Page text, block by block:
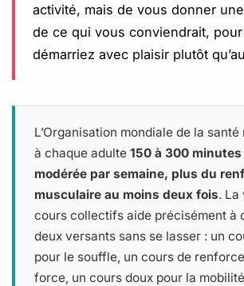
activité, mais de vous donner
de ce qui vous conviendrait,
démarriez avec plaisir plutôt
L’Organisation mondiale de la
à chaque adulte 150 à 300
modérée par semaine, plus du
musculaire au moins deux fois. La
cours collectifs aide précisément à
deux versants sans se lasser : un
pour le souffle, un cours de
force, un cours doux pour la